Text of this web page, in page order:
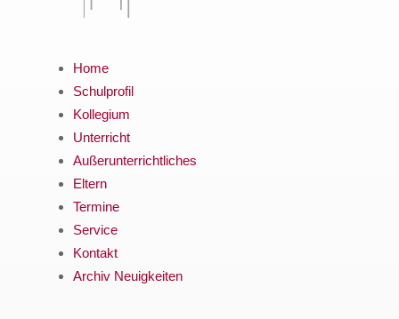
Home
Schulprofil
Kollegium
Unterricht
Außerunterrichtliches
Eltern
Termine
Service
Kontakt
Archiv Neuigkeiten